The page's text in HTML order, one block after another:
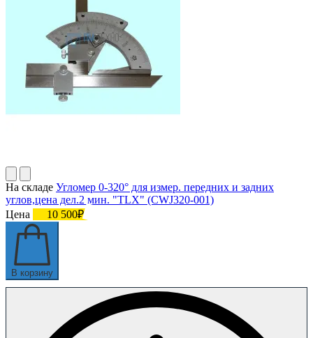
На складе Угломер 0-320° для измер. передних и задних
углов,цена дел.2 мин. "TLX" (CWJ320-001)
Цена
10 500₽
В корзину